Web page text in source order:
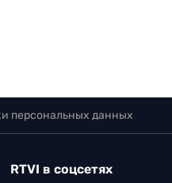
персональных данных
RTVI в соцсетях